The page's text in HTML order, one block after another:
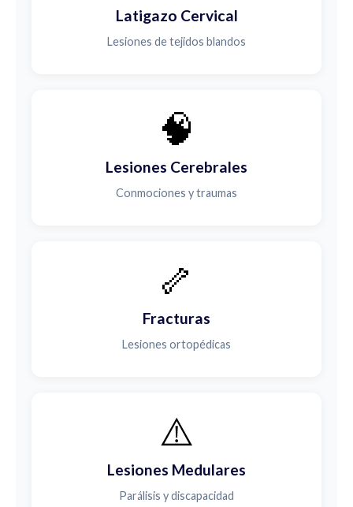
Latigazo Cervical
Lesiones de tejidos blandos
🧠
Lesiones Cerebrales
Conmociones y traumas
🦴
Fracturas
Lesiones ortopédicas
⚠️
Lesiones Medulares
Parálisis y discapacidad